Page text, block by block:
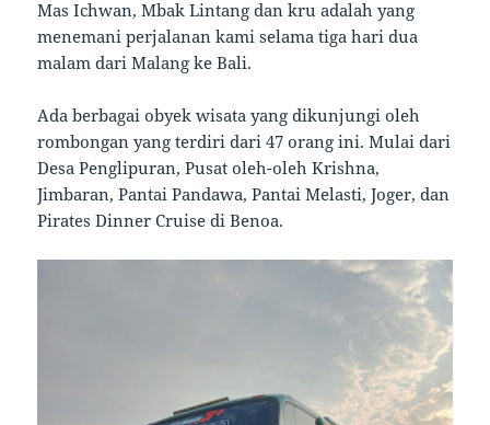
Mas Ichwan, Mbak Lintang dan kru adalah yang
menemani perjalanan kami selama tiga hari dua
malam dari Malang ke Bali.
Ada berbagai obyek wisata yang dikunjungi oleh
rombongan yang terdiri dari 47 orang ini. Mulai dari
Desa Penglipuran, Pusat oleh-oleh Krishna,
Jimbaran, Pantai Pandawa, Pantai Melasti, Joger, dan
Pirates Dinner Cruise di Benoa.